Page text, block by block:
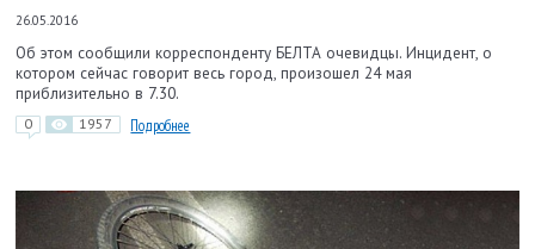
26.05.2016
Об этом сообщили корреспонденту БЕЛТА очевидцы. Инцидент, о
котором сейчас говорит весь город, произошел 24 мая
приблизительно в 7.30.
0 1957 Подробнее